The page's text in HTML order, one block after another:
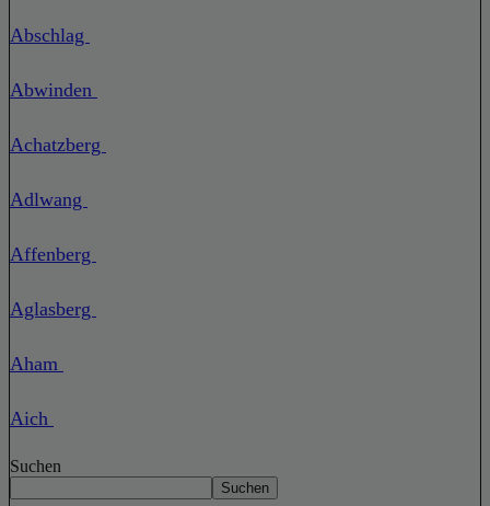
Abschlag
Abwinden
Achatzberg
Adlwang
Affenberg
Aglasberg
Aham
Aich
Suchen
Suchen